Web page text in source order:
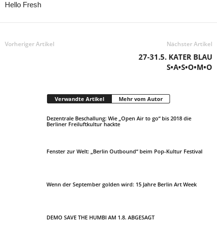
Hello Fresh
Vorheriger Artikel Nächster Artikel
27-31.5. KATER BLAU
S•A•S•O•M•O
Verwandte Artikel Mehr vom Autor
Dezentrale Beschallung: Wie „Open Air to go“ bis 2018 die
Berliner Freiluftkultur hackte
Fenster zur Welt: „Berlin Outbound“ beim Pop-Kultur Festival
Wenn der September golden wird: 15 Jahre Berlin Art Week
DEMO SAVE THE HUMBI AM 1.8. ABGESAGT